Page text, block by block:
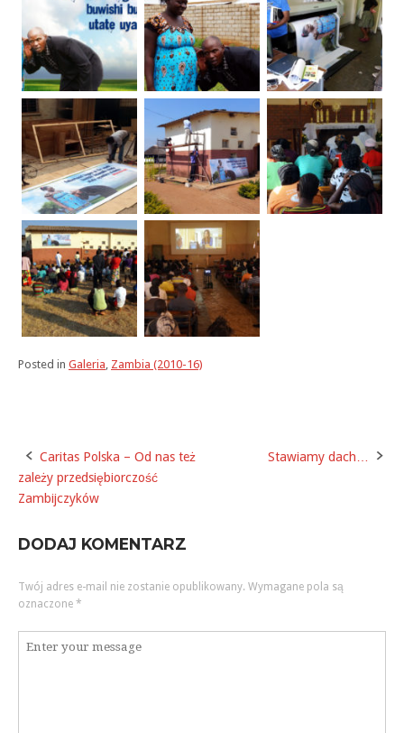
Posted in Galeria Zambia (2010-16)
Post
navigation
Caritas Polska – Od nas też
zależy przedsiębiorczość
Zambijczyków
Stawiamy dach…
DODAJ KOMENTARZ
Twój adres e-mail nie zostanie opublikowany. Wymagane pola są
oznaczone *
Komentarz